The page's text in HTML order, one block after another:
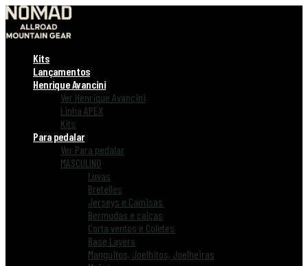
Kits
Lançamentos
Henrique Avancini
Ver Henrique Avancini
Linha APEX
Kits
Para pedalar
Ver Para pedalar
MASCULINO
Luvas
Bretelles
Jerseys e Camisas
Bermudas e calças
Corta ventos e Coletes
Base Layers
Manguitos, Joelhitos, Joelheiras